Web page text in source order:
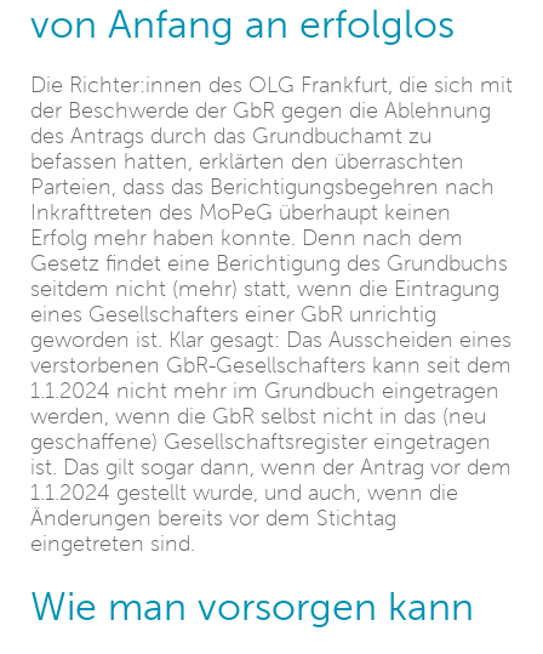
von Anfang an erfolglos
Die Richter:innen des OLG Frankfurt, die sich mit
der Beschwerde der GbR gegen die Ablehnung
des Antrags durch das Grundbuchamt zu
befassen hatten, erklärten den überraschten
Parteien, dass das Berichtigungsbegehren nach
Inkrafttreten des MoPeG überhaupt keinen
Erfolg mehr haben konnte. Denn nach dem
Gesetz findet eine Berichtigung des Grundbuchs
seitdem nicht (mehr) statt, wenn die Eintragung
eines Gesellschafters einer GbR unrichtig
geworden ist. Klar gesagt: Das Ausscheiden eines
verstorbenen GbR-Gesellschafters kann seit dem
1.1.2024 nicht mehr im Grundbuch eingetragen
werden, wenn die GbR selbst nicht in das (neu
geschaffene) Gesellschaftsregister eingetragen
ist. Das gilt sogar dann, wenn der Antrag vor dem
1.1.2024 gestellt wurde, und auch, wenn die
Änderungen bereits vor dem Stichtag
eingetreten sind.
Wie man vorsorgen kann